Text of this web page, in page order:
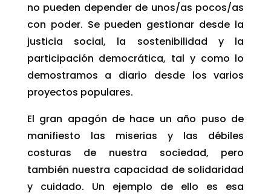
no pueden depender de unos/as pocos/as
con poder. Se pueden gestionar desde la
justicia social, la sostenibilidad y la
participación democrática, tal y como lo
demostramos a diario desde los varios
proyectos populares.
El gran apagón de hace un año puso de
manifiesto las miserias y las débiles
costuras de nuestra sociedad, pero
también nuestra capacidad de solidaridad
y cuidado. Un ejemplo de ello es esa